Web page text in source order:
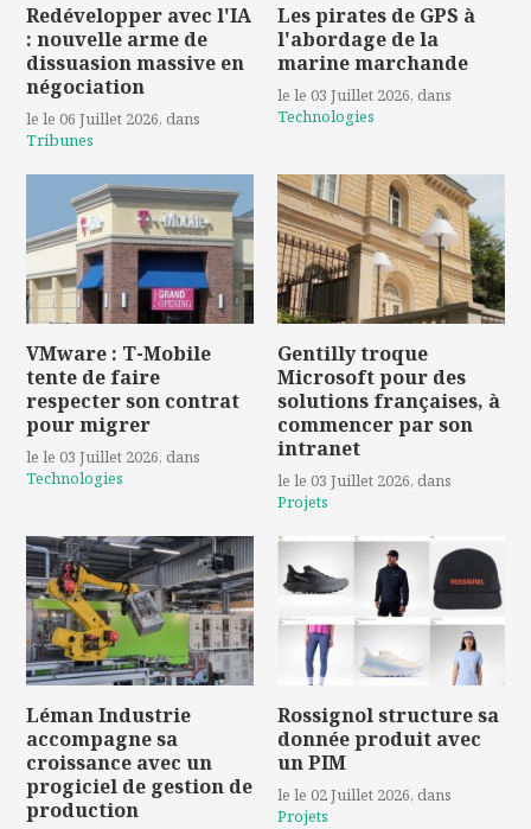
Redévelopper avec l'IA
: nouvelle arme de
dissuasion massive en
négociation
le le 06 Juillet 2026, dans
Tribunes
Les pirates de GPS à
l'abordage de la
marine marchande
le le 03 Juillet 2026, dans
Technologies
VMware : T-Mobile
tente de faire
respecter son contrat
pour migrer
le le 03 Juillet 2026, dans
Technologies
Gentilly troque
Microsoft pour des
solutions françaises, à
commencer par son
intranet
le le 03 Juillet 2026, dans
Projets
Léman Industrie
accompagne sa
croissance avec un
progiciel de gestion de
production
Rossignol structure sa
donnée produit avec
un PIM
le le 02 Juillet 2026, dans
Projets